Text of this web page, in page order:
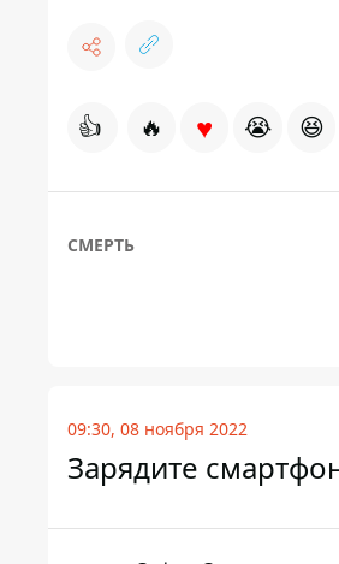
👍 🔥 ♥ 😭 😆
СМЕРТЬ
09:30, 08 ноября 2022
Зарядите